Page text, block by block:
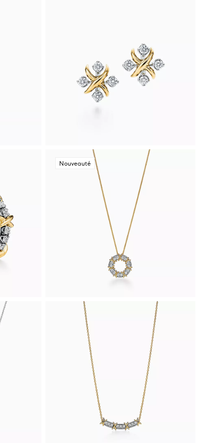
Nouveauté